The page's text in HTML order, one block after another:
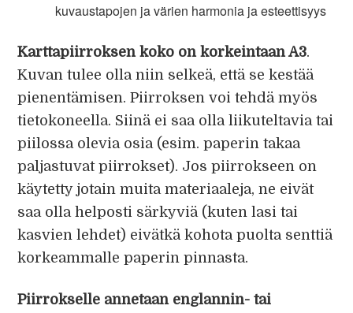
kuvaustapojen ja värien harmonia ja esteettisyys
Karttapiirroksen koko on korkeintaan A3.
Kuvan tulee olla niin selkeä, että se kestää
pienentämisen. Piirroksen voi tehdä myös
tietokoneella. Siinä ei saa olla liikuteltavia tai
piilossa olevia osia (esim. paperin takaa
paljastuvat piirrokset). Jos piirrokseen on
käytetty jotain muita materiaaleja, ne eivät
saa olla helposti särkyviä (kuten lasi tai
kasvien lehdet) eivätkä kohota puolta senttiä
korkeammalle paperin pinnasta.
Piirrokselle annetaan englannin- tai